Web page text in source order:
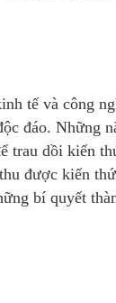
tế và công
đáo. Những
trau dồi kiến
được kiến
bí quyết